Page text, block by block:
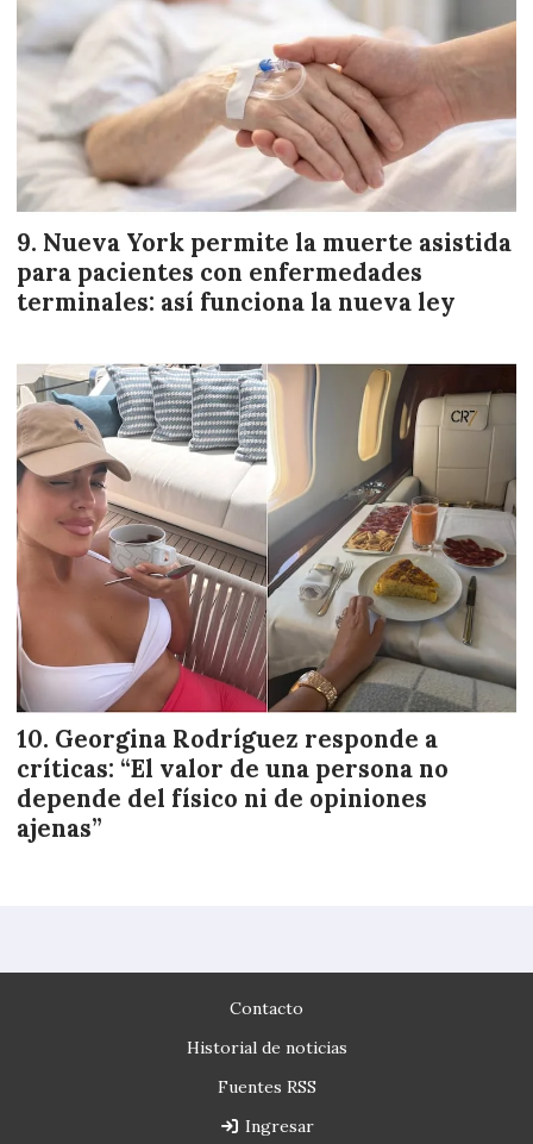
Nueva York permite la muerte asistida
para pacientes con enfermedades
terminales: así funciona la nueva ley
Georgina Rodríguez responde a
críticas: “El valor de una persona no
depende del físico ni de opiniones
ajenas”
Contacto
Historial de noticias
Fuentes RSS
Ingresar